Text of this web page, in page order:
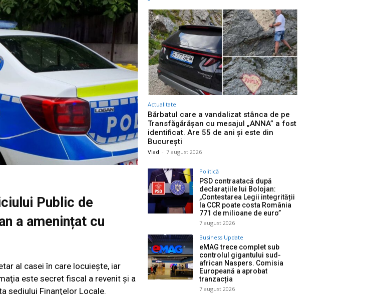
Public de
a amenințat cu
al casei în care locuieşte, iar
este secret fiscal a revenit şi a
sediului Finanţelor Locale.
Actualitate
Bărbatul care a vandalizat stânca de pe
Transfăgărășan cu mesajul „ANNA” a fost
identificat. Are 55 de ani și este din
București
Vlad - 7 august 2026
Politică
PSD contraatacă după
declarațiile lui Bolojan:
„Contestarea Legii integrității
la CCR poate costa România
771 de milioane de euro”
7 august 2026
Business Update
eMAG trece complet sub
controlul gigantului sud-
african Naspers. Comisia
Europeană a aprobat
tranzacția
7 august 2026